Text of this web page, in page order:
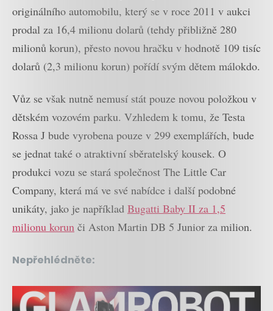
originálního automobilu, který se v roce 2011 v aukci
prodal za 16,4 milionu dolarů (tehdy přibližně 280
milionů korun), přesto novou hračku v hodnotě 109 tisíc
dolarů (2,3 milionu korun) pořídí svým dětem málokdo.
Vůz se však nutně nemusí stát pouze novou položkou v
dětském vozovém parku. Vzhledem k tomu, že Testa
Rossa J bude vyrobena pouze v 299 exemplářích, bude
se jednat také o atraktivní sběratelský kousek. O
produkci vozu se stará společnost The Little Car
Company, která má ve své nabídce i další podobné
unikáty, jako je například Bugatti Baby II za 1,5
milionu korun či Aston Martin DB 5 Junior za milion.
Nepřehlédněte: